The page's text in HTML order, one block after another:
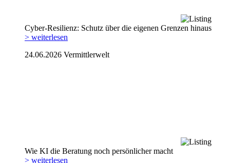
Cyber-Resilienz: Schutz über die eigenen Grenzen hinaus
> weiterlesen
24.06.2026 Vermittlerwelt
Wie KI die Beratung noch persönlicher macht
> weiterlesen